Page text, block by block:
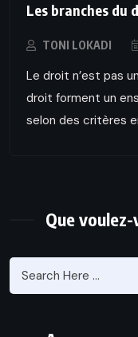
Les branches du
TONI LOKADI
Le droit n’est pas
droit forment un
selon des critères
Que